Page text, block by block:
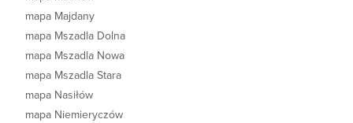
mapa Majdany
mapa Mszadla Dolna
mapa Mszadla Nowa
mapa Mszadla Stara
mapa Nasiłów
mapa Niemieryczów